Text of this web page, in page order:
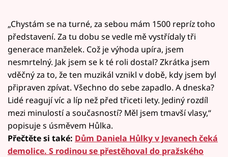
„Chystám se na turné, za sebou mám 1500 repríz toho
představení. Za tu dobu se vedle mě vystřídaly tři
generace manželek. Což je výhoda upíra, jsem
nesmrtelný. Jak jsem se k té roli dostal? Zkrátka jsem
vděčný za to, že ten muzikál vznikl v době, kdy jsem byl
připraven zpívat. Všechno do sebe zapadlo. A dneska?
Lidé reagují víc a líp než před třiceti lety. Jediný rozdíl
mezi minulostí a současností? Měl jsem tmavší vlasy,“
popisuje s úsměvem Hůlka.
Přečtěte si také: Dům Daniela Hůlky v Jevanech čeká
demolice. S rodinou se přestěhoval do pražského